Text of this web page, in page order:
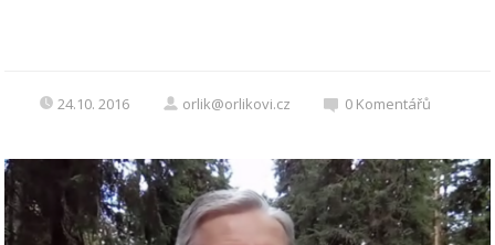
24.10. 2016 orlik@orlikovi.cz 0 Komentářů